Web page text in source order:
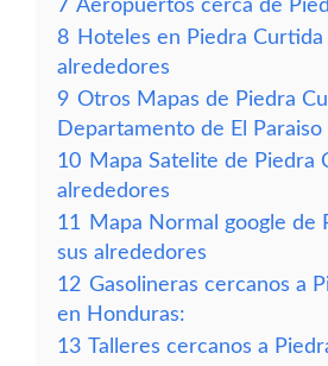
7 Aeropuertos cerca de
8 Hoteles en Piedra Curtida
alrededores
9 Otros Mapas de Piedra
Departamento de El
10 Mapa Satelite de Piedra
alrededores
11
Mapa Normal google de
sus alrededores
12 Gasolineras cercanos a
en Honduras:
13 Talleres cercanos a